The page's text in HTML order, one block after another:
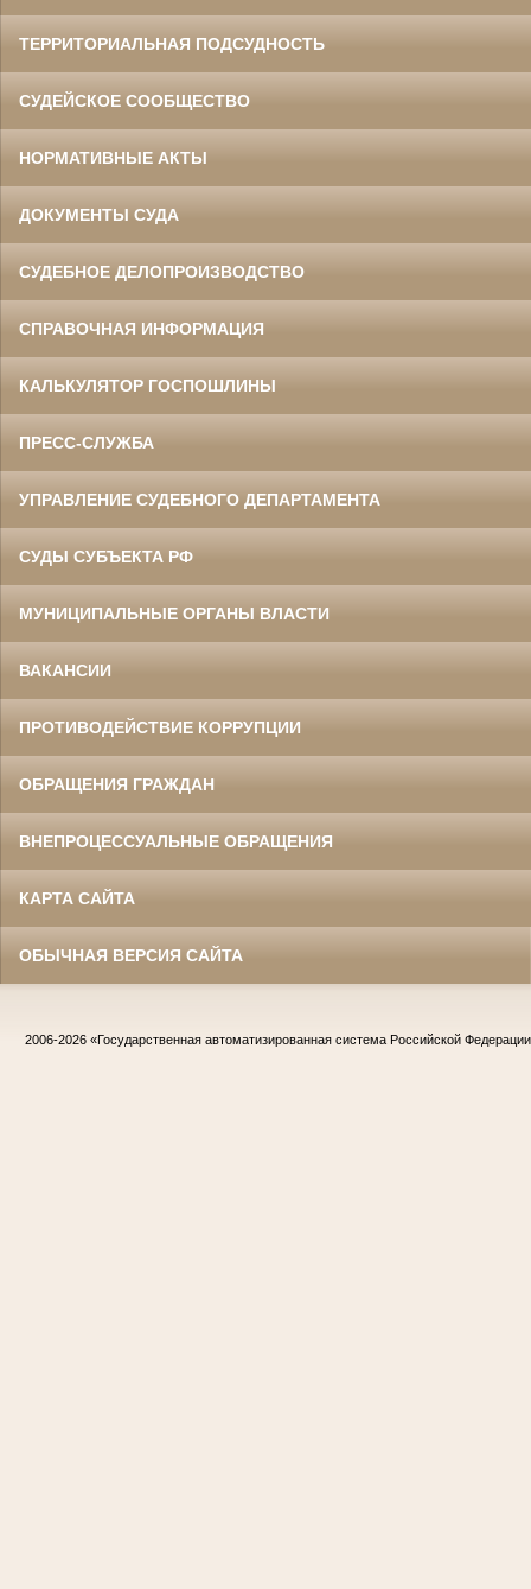
ТЕРРИТОРИАЛЬНАЯ ПОДСУДНОСТЬ
СУДЕЙСКОЕ СООБЩЕСТВО
НОРМАТИВНЫЕ АКТЫ
ДОКУМЕНТЫ СУДА
СУДЕБНОЕ ДЕЛОПРОИЗВОДСТВО
СПРАВОЧНАЯ ИНФОРМАЦИЯ
КАЛЬКУЛЯТОР ГОСПОШЛИНЫ
ПРЕСС-СЛУЖБА
УПРАВЛЕНИЕ СУДЕБНОГО ДЕПАРТАМЕНТА
СУДЫ СУБЪЕКТА РФ
МУНИЦИПАЛЬНЫЕ ОРГАНЫ ВЛАСТИ
ВАКАНСИИ
ПРОТИВОДЕЙСТВИЕ КОРРУПЦИИ
ОБРАЩЕНИЯ ГРАЖДАН
ВНЕПРОЦЕССУАЛЬНЫЕ ОБРАЩЕНИЯ
КАРТА САЙТА
ОБЫЧНАЯ ВЕРСИЯ САЙТА
2006-2026 «Государственная автоматизированная система Российской